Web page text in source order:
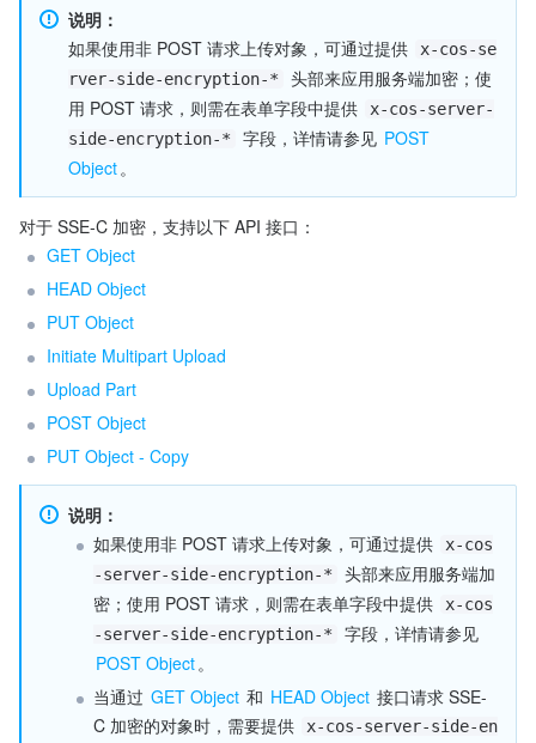
说明：
如果使用非 POST 请求上传对象，可通过提供
x-cos-se
rver-side-encryption-*
头部来应用服务端加密；使
用 POST 请求，则需在表单字段中提供
x-cos-server-
side-encryption-*
字段，详情请参见 POST
Object。
对于 SSE-C 加密，支持以下 API 接口：
GET Object
HEAD Object
PUT Object
Initiate Multipart Upload
Upload Part
POST Object
PUT Object - Copy
说明：
如果使用非 POST 请求上传对象，可通过提供
x-cos
-server-side-encryption-*
头部来应用服务端加
密；使用 POST 请求，则需在表单字段中提供
x-cos
-server-side-encryption-*
字段，详情请参见
POST Object。
当通过 GET Object 和 HEAD Object 接口请求 SSE-
C 加密的对象时，需要提供
x-cos-server-side-en